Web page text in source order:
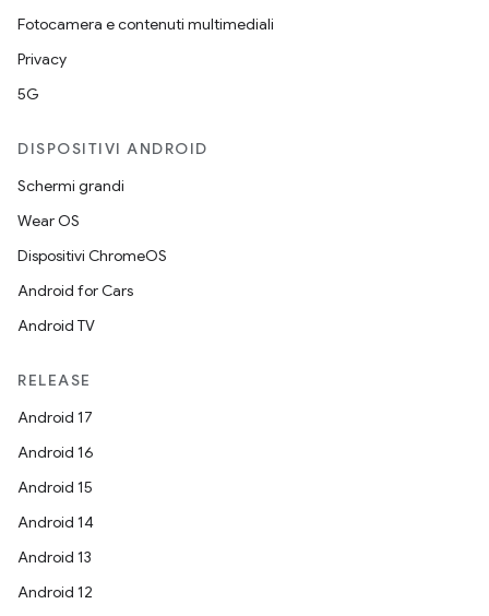
Fotocamera e contenuti multimediali
Privacy
5G
DISPOSITIVI ANDROID
Schermi grandi
Wear OS
Dispositivi ChromeOS
Android for Cars
Android TV
RELEASE
Android 17
Android 16
Android 15
Android 14
Android 13
Android 12